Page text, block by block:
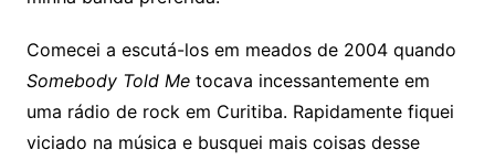
Comecei a escutá-los em meados de 2004 quando
Somebody Told Metocava incessantemente em
uma rádio de rock em Curitiba. Rapidamente fiquei
viciado na música e busquei mais coisas desse